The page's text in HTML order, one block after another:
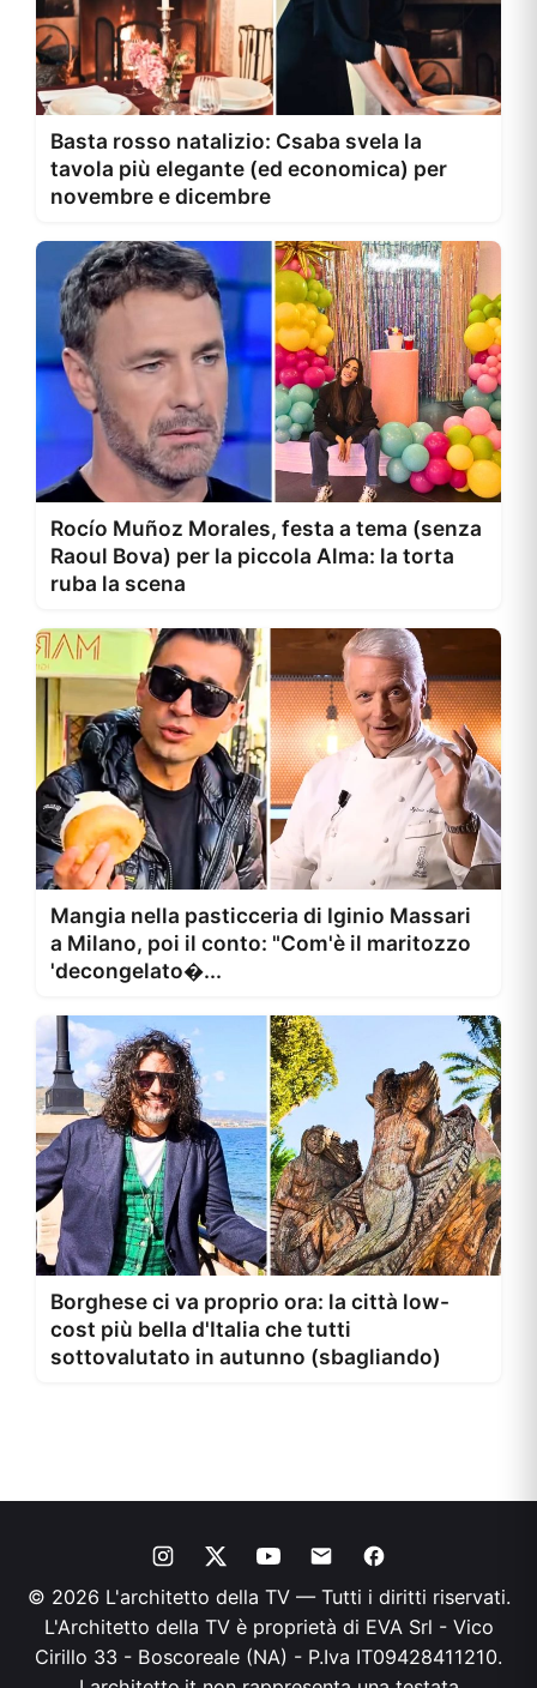
Basta rosso natalizio: Csaba svela la
tavola più elegante (ed economica) per
novembre e dicembre
Rocío Muñoz Morales, festa a tema (senza
Raoul Bova) per la piccola Alma: la torta
ruba la scena
Mangia nella pasticceria di Iginio Massari
a Milano, poi il conto: "Com'è il maritozzo
'decongelato�...
Borghese ci va proprio ora: la città low-
cost più bella d'Italia che tutti
sottovalutato in autunno (sbagliando)
© 2026 L'architetto della TV — Tutti i diritti riservati.
L'Architetto della TV è proprietà di EVA Srl - Vico
Cirillo 33 - Boscoreale (NA) - P.Iva IT09428411210.